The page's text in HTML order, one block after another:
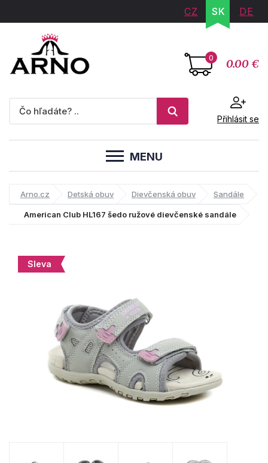
CZ SK DE
0 0.00 €
Přihlásit se
MENU
Arno.cz Detská obuv Dievčenská obuv Sandále
American Club HL167 šedo ružové dievčenské sandále
Sleva